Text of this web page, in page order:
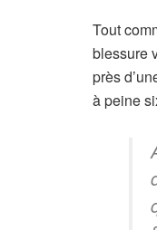
Tout
blessure
près
à peine